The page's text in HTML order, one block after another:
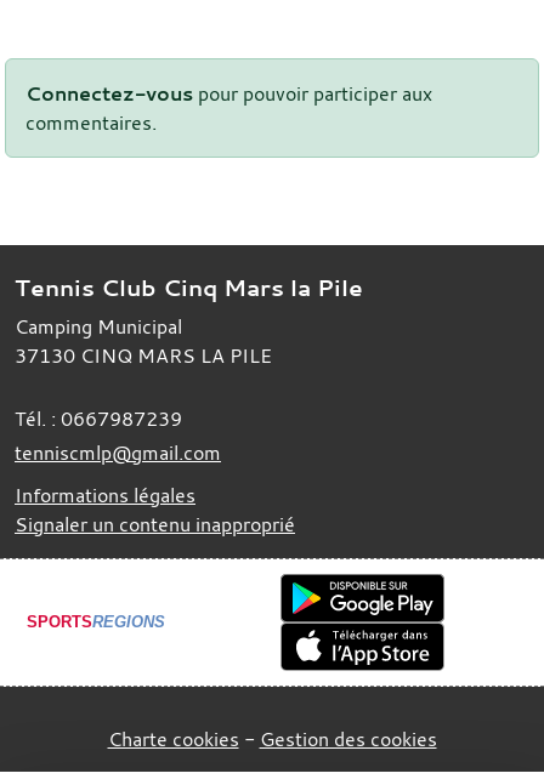
Connectez-vous pour pouvoir participer aux
commentaires.
Tennis Club Cinq Mars la Pile
Camping Municipal
37130 CINQ MARS LA PILE
Tél. : 0667987239
tenniscmlp@gmail.com
Informations légales
Signaler un contenu inapproprié
SPORTSREGIONS
Charte cookies Gestion des cookies